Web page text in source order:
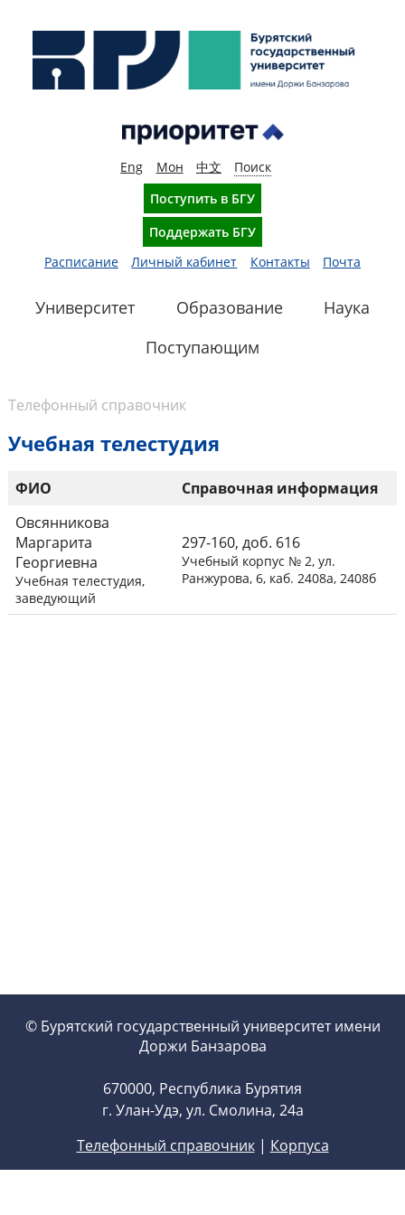
Eng Мон 中文
Поиск
Поступить в БГУ
Поддержать БГУ
Расписание
Личный кабинет Контакты Почта
Университет Образование
Наука
Поступающим
Телефонный справочник
Учебная телестудия
ФИО
Справочная информация
Овсянникова
Маргарита
Георгиевна
Учебная телестудия,
заведующий
297-160, доб. 616
Учебный корпус № 2, ул.
Ранжурова, 6, каб. 2408а, 2408б
© Бурятский государственный университет имени
Доржи Банзарова
670000, Республика Бурятия
г. Улан-Удэ, ул. Смолина, 24а
Телефонный справочник| Корпуса